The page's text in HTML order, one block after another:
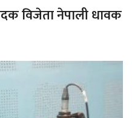
विजेता नेपाली धावक